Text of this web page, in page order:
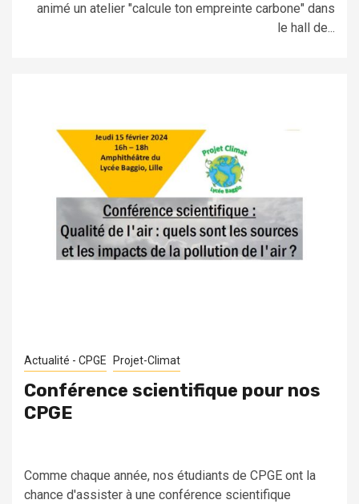
animé un atelier "calcule ton empreinte carbone" dans
le hall de...
Actualité - CPGE Projet-Climat
Conférence scientifique pour nos
CPGE
Comme chaque année, nos étudiants de CPGE ont la
chance d'assister à une conférence scientifique